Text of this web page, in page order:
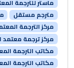
ماستر للترجمة
مترجم مستقل
مركز الترجمة
مركز ترجمة
مكاتب الترجمة
مكاتب الترجمة